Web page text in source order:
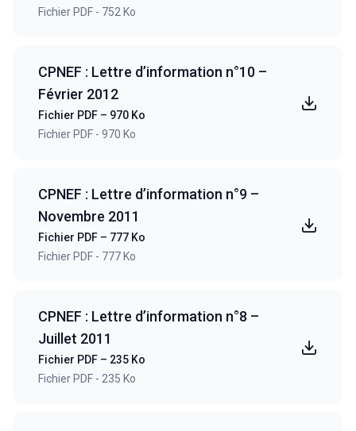
Fichier PDF - 752 Ko
CPNEF : Lettre d’information n°10 –
Février 2012
Fichier PDF – 970 Ko
Fichier PDF - 970 Ko
CPNEF : Lettre d’information n°9 –
Novembre 2011
Fichier PDF – 777 Ko
Fichier PDF - 777 Ko
CPNEF : Lettre d’information n°8 –
Juillet 2011
Fichier PDF – 235 Ko
Fichier PDF - 235 Ko